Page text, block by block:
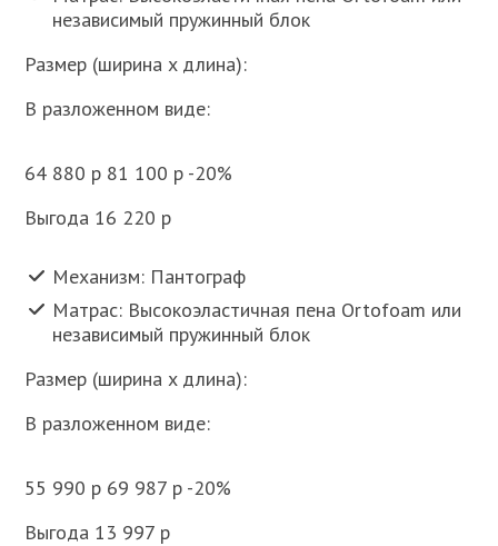
независимый пружинный блок
Размер (ширина x длина):
В разложенном виде:
64 880 p 81 100 p -20%
Выгода 16 220 p
Механизм: Пантограф
Матрас: Высокоэластичная пена Ortofoam или
независимый пружинный блок
Размер (ширина x длина):
В разложенном виде:
55 990 p 69 987 p -20%
Выгода 13 997 p